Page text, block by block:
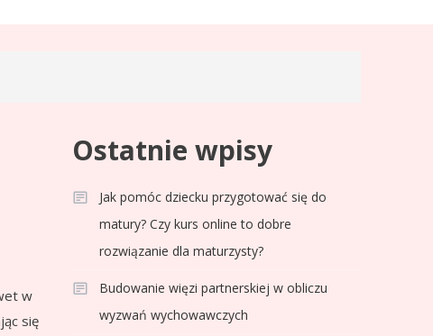
w
się
Ostatnie wpisy
Jak pomóc dziecku przygotować się do
matury? Czy kurs online to dobre
rozwiązanie dla maturzysty?
Budowanie więzi partnerskiej w obliczu
wyzwań wychowawczych